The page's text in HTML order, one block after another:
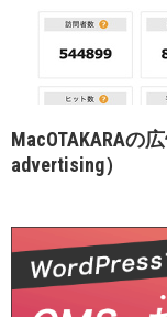
MacOTAKARAの
advertising）